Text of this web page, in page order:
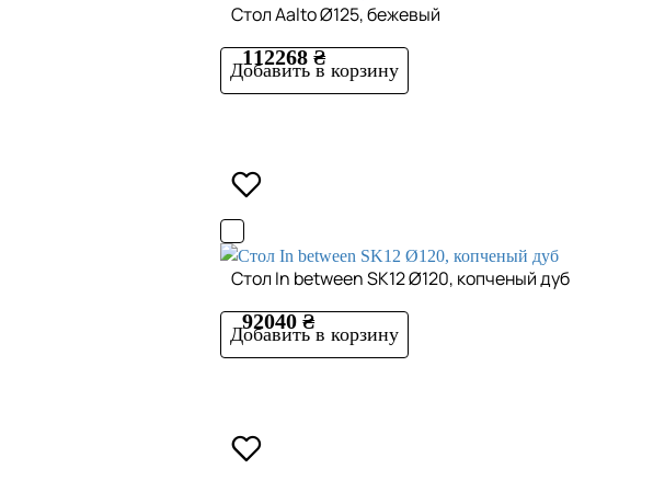
Стол Aalto Ø125, бежевый
112268 ₴
Добавить в корзину
Стол In between SK12 Ø120, копченый дуб
92040 ₴
Добавить в корзину